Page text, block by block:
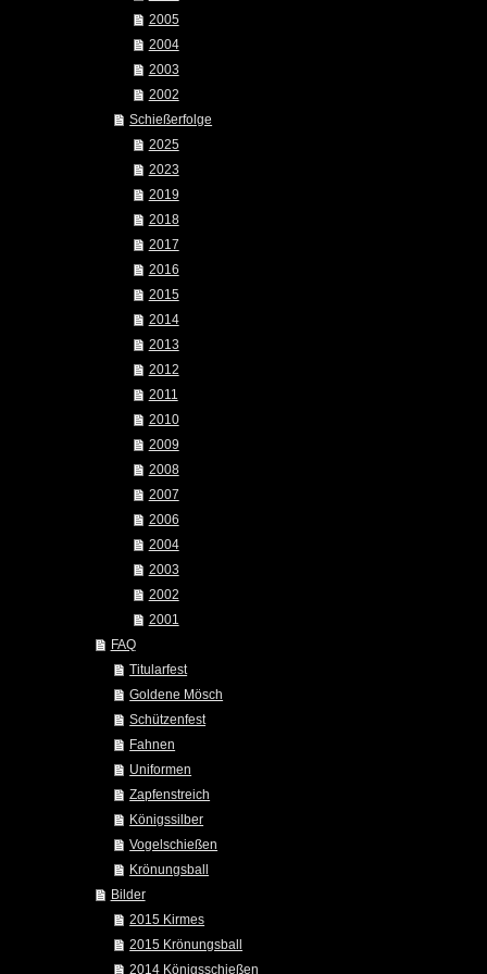
2005
2004
2003
2002
Schießerfolge
2025
2023
2019
2018
2017
2016
2015
2014
2013
2012
2011
2010
2009
2008
2007
2006
2004
2003
2002
2001
FAQ
Titularfest
Goldene Mösch
Schützenfest
Fahnen
Uniformen
Zapfenstreich
Königssilber
Vogelschießen
Krönungsball
Bilder
2015 Kirmes
2015 Krönungsball
2014 Königsschießen